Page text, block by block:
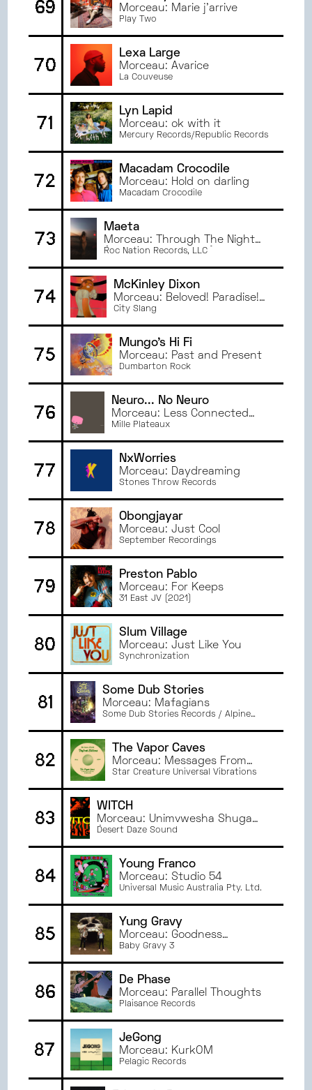
69 Morceau: Marie j'arrive
Play Two
70
Lexa Large
Morceau: Avarice
La Couveuse
71
Lyn Lapid
Morceau: ok with it
Mercury Records/Republic Records
72
Macadam Crocodile
Morceau: Hold on darling
Macadam Crocodile
73
Maeta
Morceau: Through The Night
(feat. Free Nationals)
Roc Nation Records, LLC
74
McKinley Dixon
Morceau: Beloved! Paradise!
Jazz!?
City Slang
75
Mungo's Hi Fi
Morceau: Past and Present
Dumbarton Rock
76
Neuro... No Neuro
Morceau: Less Connected
Every Day
Mille Plateaux
77
NxWorries
Morceau: Daydreaming
Stones Throw Records
78
Obongjayar
Morceau: Just Cool
September Recordings
79
Preston Pablo
Morceau: For Keeps
31 East JV (2021)
80
Slum Village
Morceau: Just Like You
Synchronization
81
Some Dub Stories
Morceau: Mafagians
Some Dub Stories Records / Alpine
82
The Vapor Caves
Morceau: Messages From
The Stars
Star Creature Universal Vibrations
83
WITCH
Morceau: Unimvwesha Shuga
(feat. Theresa Ng'ambi & Hanna
Desert Daze Sound
84
Young Franco
Morceau: Studio 54
Universal Music Australia Pty. Ltd.
85
Yung Gravy
Morceau: Goodness
Gracious
Baby Gravy 3
86
De Phase
Morceau: Parallel Thoughts
Plaisance Records
87
JeGong
Morceau: KurkOM
Pelagic Records